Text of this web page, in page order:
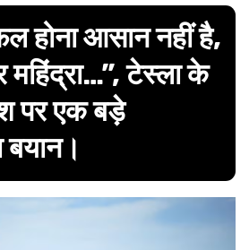
होना आसान नहीं है,
महिंद्रा…”, टेस्ला के
पर एक बड़े
बयान।